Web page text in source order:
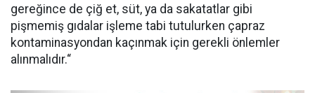
gereğince de çiğ et, süt, ya da sakatatlar gibi
pişmemiş gıdalar işleme tabi tutulurken çapraz
kontaminasyondan kaçınmak için gerekli önlemler
alınmalıdır.“